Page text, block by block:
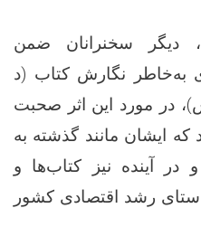
دیگر سخنرانان ضمن
به‌خاطر نگارش کتاب (د
در مورد این اثر صحبت
که ایشان مانند گذشته به
در آینده نیز کتاب‌ها و
رشد اقتصادی کشور